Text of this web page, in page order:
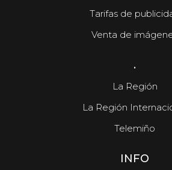
Tarifas de
Venta de
.
La Región
La Región
Telemiño
INFO